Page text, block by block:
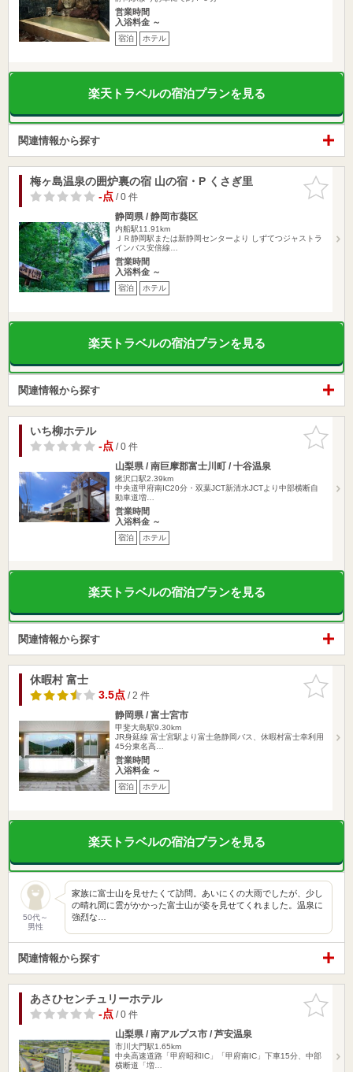
営業時間
入浴料金 ～
宿泊 ホテル
楽天トラベルの宿泊プランを見る
関連情報から探す
お気に入
りに追加
梅ヶ島温泉の囲炉裏の宿 山の宿・P くさぎ里
-点/ 0 件
静岡県 / 静岡市葵区
内船駅11.91km
ＪＲ静岡駅または新静岡センターより しずてつジャストラ
インバス安倍線…
営業時間
入浴料金 ～
宿泊 ホテル
楽天トラベルの宿泊プランを見る
関連情報から探す
お気に入
りに追加
いち柳ホテル
-点/ 0 件
山梨県 / 南巨摩郡富士川町 / 十谷温泉
鰍沢口駅2.39km
中央道甲府南IC20分・双葉JCT新清水JCTより中部横断自
動車道増…
営業時間
入浴料金 ～
宿泊 ホテル
楽天トラベルの宿泊プランを見る
関連情報から探す
お気に入
りに追加
休暇村 富士
3.5点/ 2 件
静岡県 / 富士宮市
甲斐大島駅9.30km
JR身延線 富士宮駅より富士急静岡バス、休暇村富士幸利用
45分東名高…
営業時間
入浴料金 ～
宿泊 ホテル
楽天トラベルの宿泊プランを見る
50代～
男性
家族に富士山を見せたくて訪問。あいにくの大雨でしたが、少し
の晴れ間に雲がかかった富士山が姿を見せてくれました。温泉に
強烈な…
関連情報から探す
お気に入
りに追加
あさひセンチュリーホテル
-点/ 0 件
山梨県 / 南アルプス市 / 芦安温泉
市川大門駅1.65km
中央高速道路「甲府昭和IC」「甲府南IC」下車15分、中部
横断道「増…